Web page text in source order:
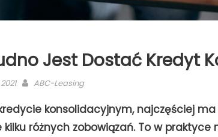
Jest Dostać Kredyt
Author
ABC-Leasing
konsolidacyjnym, najczęściej
kilku różnych zobowiązań. To w